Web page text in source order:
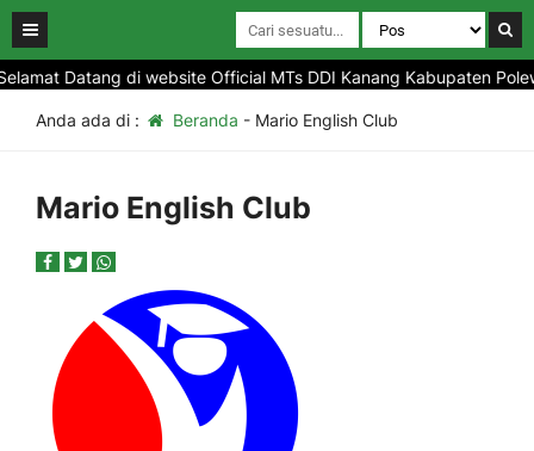
Datang di website Official MTs DDI Kanang Kabupaten
Anda ada di : Beranda - Mario English Club
Mario English Club